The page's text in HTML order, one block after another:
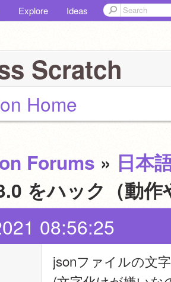
Explore Ideas
Scratch
Home
Forums » 日本
をハック（動
08:56:25
jsonファイルの文